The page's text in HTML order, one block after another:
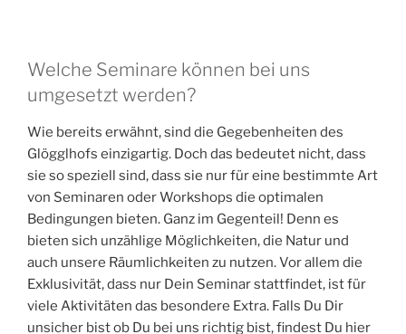
Welche Seminare können bei uns
umgesetzt werden?
Wie bereits erwähnt, sind die Gegebenheiten des
Glögglhofs einzigartig. Doch das bedeutet nicht, dass
sie so speziell sind, dass sie nur für eine bestimmte Art
von Seminaren oder Workshops die optimalen
Bedingungen bieten. Ganz im Gegenteil! Denn es
bieten sich unzählige Möglichkeiten, die Natur und
auch unsere Räumlichkeiten zu nutzen. Vor allem die
Exklusivität, dass nur Dein Seminar stattfindet, ist für
viele Aktivitäten das besondere Extra. Falls Du Dir
unsicher bist ob Du bei uns richtig bist, findest Du hier